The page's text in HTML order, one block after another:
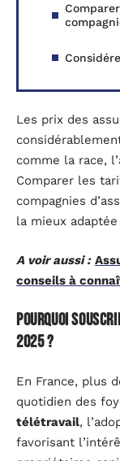
Les prix des
comme la race,
Comparer les
compagnies
la mieux
A voir aussi :
conseils à
Pourquoi
2025 ?
En France, plus
quotidien des
télétravail,
favorisant